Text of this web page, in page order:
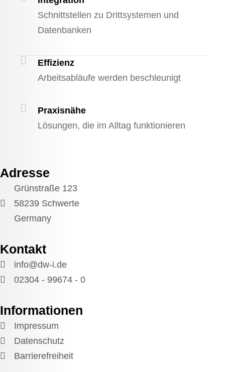
Schnittstellen zu Drittsystemen und
Datenbanken
Effizienz
Arbeitsabläufe werden beschleunigt
Praxisnähe
Lösungen, die im Alltag funktionieren
Adresse
Grünstraße 123
58239 Schwerte
Germany
Kontakt
info@dw-i.de
02304 - 99674 - 0
Informationen
Impressum
Datenschutz
Barrierefreiheit